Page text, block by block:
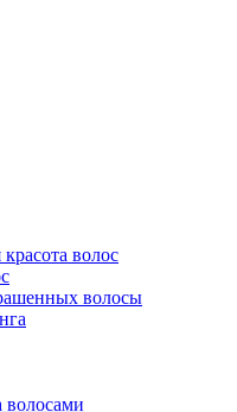
волос
волосы
волосами